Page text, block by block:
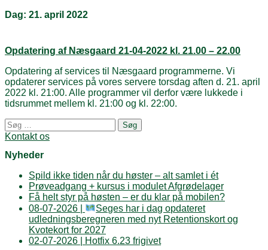
Dag: 21. april 2022
Opdatering af Næsgaard 21-04-2022 kl. 21.00 – 22.00
Opdatering af services til Næsgaard programmerne. Vi
opdaterer services på vores servere torsdag aften d. 21. april
2022 kl. 21:00. Alle programmer vil derfor være lukkede i
tidsrummet mellem kl. 21:00 og kl. 22:00.
Posts
navigation
Søg
efter:
Kontakt os
Nyheder
Spild ikke tiden når du høster – alt samlet i ét
Prøveadgang + kursus i modulet Afgrødelager
Få helt styr på høsten – er du klar på mobilen?
08-07-2026 |
Seges har i dag opdateret
udledningsberegneren med nyt Retentionskort og
Kvotekort for 2027
02-07-2026 | Hotfix 6.23 frigivet